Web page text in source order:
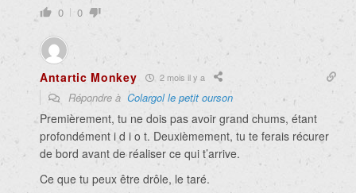
0 0
Antartic Monkey 2 mois il y a
Répondre à Colargol le petit ourson
Premièrement, tu ne dois pas avoir grand chums, étant
profondément i d i o t. Deuxièmement, tu te ferais récurer
de bord avant de réaliser ce qui t’arrive.
Ce que tu peux être drôle, le taré.